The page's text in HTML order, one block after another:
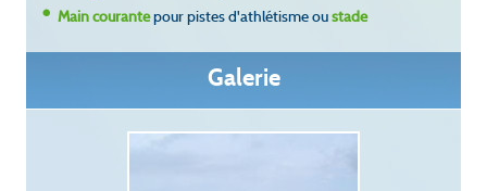
Main courantepour pistes d'athlétisme oustade
Galerie